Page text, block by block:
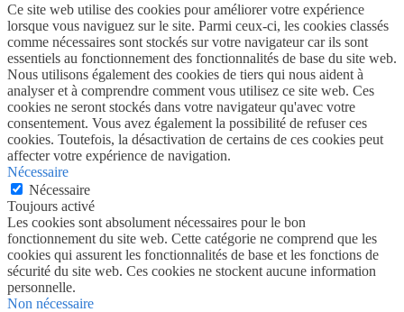
Ce site web utilise des cookies pour améliorer votre expérience
lorsque vous naviguez sur le site. Parmi ceux-ci, les cookies classés
comme nécessaires sont stockés sur votre navigateur car ils sont
essentiels au fonctionnement des fonctionnalités de base du site web.
Nous utilisons également des cookies de tiers qui nous aident à
analyser et à comprendre comment vous utilisez ce site web. Ces
cookies ne seront stockés dans votre navigateur qu'avec votre
consentement. Vous avez également la possibilité de refuser ces
cookies. Toutefois, la désactivation de certains de ces cookies peut
affecter votre expérience de navigation.
Nécessaire
Nécessaire
Toujours activé
Les cookies sont absolument nécessaires pour le bon
fonctionnement du site web. Cette catégorie ne comprend que les
cookies qui assurent les fonctionnalités de base et les fonctions de
sécurité du site web. Ces cookies ne stockent aucune information
personnelle.
Non nécessaire